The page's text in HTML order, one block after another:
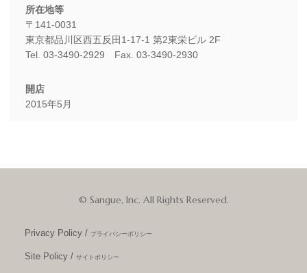
〒141-0031
東京都品川区西五反田1-17-1 第2東栄ビル 2F
Tel. 03-3490-2929 Fax. 03-3490-2930
2015年5月
© Sangue, Inc. All Rights Reserved.
Privacy Policy / プライバシーポリシー
Site Policy / サイトポリシー